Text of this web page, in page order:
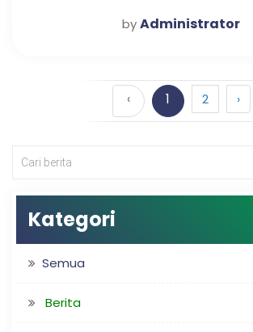
TAHUN
byAdministrator
‹ 1 2 ›
Kategori
Semua
Berita